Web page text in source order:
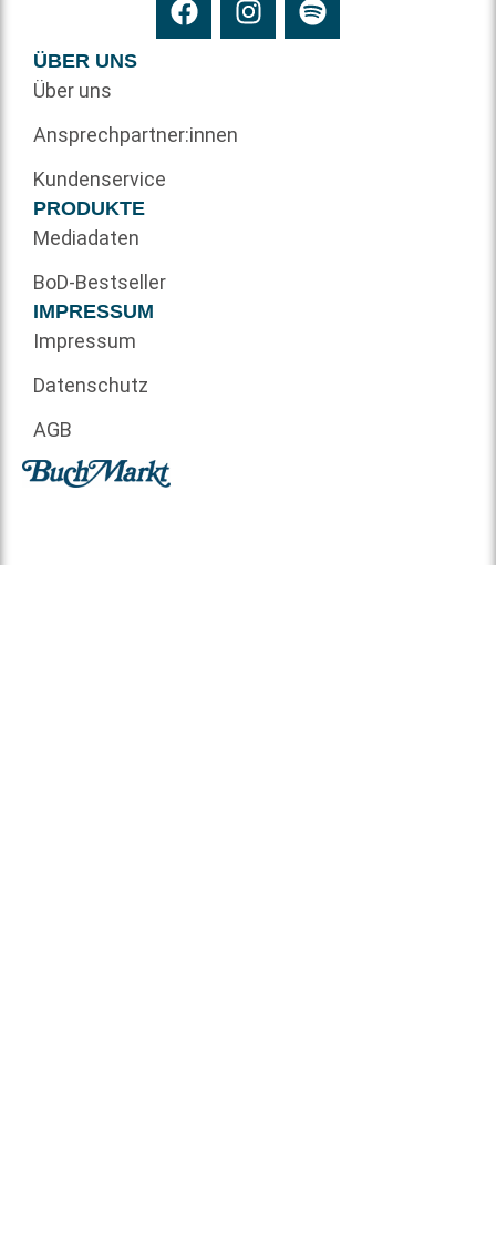
ÜBER UNS
Über uns
Ansprechpartner:innen
Kundenservice
PRODUKTE
Mediadaten
BoD-Bestseller
IMPRESSUM
Impressum
Datenschutz
AGB